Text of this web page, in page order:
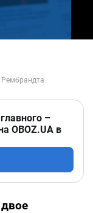
–
OBOZ.UA в